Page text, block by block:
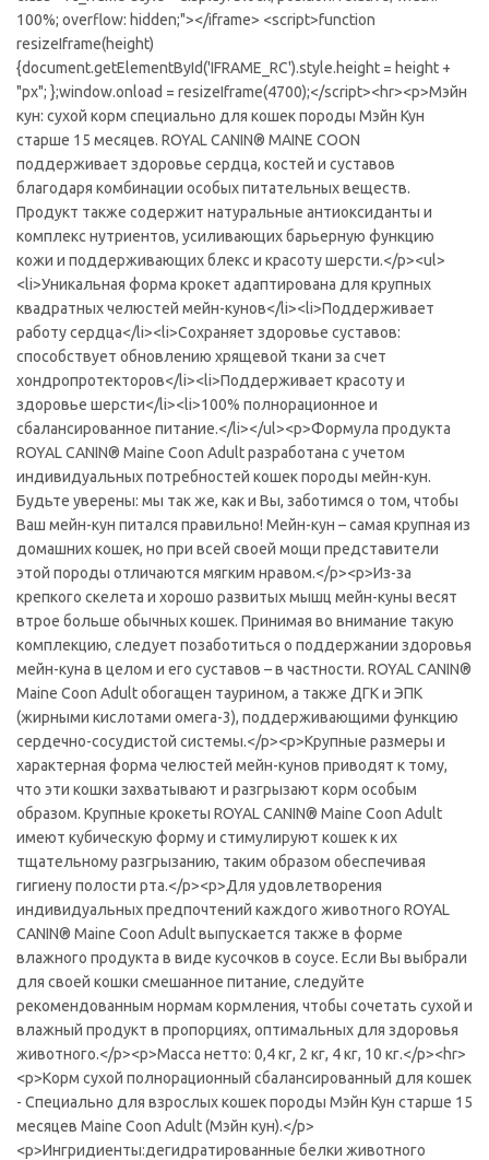
100%; overflow: hidden;"></iframe> <script>function
resizeIframe(height)
{document.getElementById('IFRAME_RC').style.height = height +
"px"; };window.onload = resizeIframe(4700);</script><hr><p>Мэйн
кун: сухой корм специально для кошек породы Мэйн Кун
старше 15 месяцев. ROYAL CANIN® MAINE COON
поддерживает здоровье сердца, костей и суставов
благодаря комбинации особых питательных веществ.
Продукт также содержит натуральные антиоксиданты и
комплекс нутриентов, усиливающих барьерную функцию
кожи и поддерживающих блекс и красоту шерсти.</p><ul>
<li>Уникальная форма крокет адаптирована для крупных
квадратных челюстей мейн-кунов</li><li>Поддерживает
работу сердца</li><li>Сохраняет здоровье суставов:
способствует обновлению хрящевой ткани за счет
хондропротекторов</li><li>Поддерживает красоту и
здоровье шерсти</li><li>100% полнорационное и
сбалансированное питание.</li></ul><p>Формула продукта
ROYAL CANIN® Maine Coon Adult разработана с учетом
индивидуальных потребностей кошек породы мейн-кун.
Будьте уверены: мы так же, как и Вы, заботимся о том, чтобы
Ваш мейн-кун питался правильно! Мейн-кун – самая крупная из
домашних кошек, но при всей своей мощи представители
этой породы отличаются мягким нравом.</p><p>Из-за
крепкого скелета и хорошо развитых мышц мейн-куны весят
втрое больше обычных кошек. Принимая во внимание такую
комплекцию, следует позаботиться о поддержании здоровья
мейн-куна в целом и его суставов – в частности. ROYAL CANIN®
Maine Coon Adult обогащен таурином, а также ДГК и ЭПК
(жирными кислотами омега-3), поддерживающими функцию
сердечно-сосудистой системы.</p><p>Крупные размеры и
характерная форма челюстей мейн-кунов приводят к тому,
что эти кошки захватывают и разгрызают корм особым
образом. Крупные крокеты ROYAL CANIN® Maine Coon Adult
имеют кубическую форму и стимулируют кошек к их
тщательному разгрызанию, таким образом обеспечивая
гигиену полости рта.</p><p>Для удовлетворения
индивидуальных предпочтений каждого животного ROYAL
CANIN® Maine Coon Adult выпускается также в форме
влажного продукта в виде кусочков в соусе. Если Вы выбрали
для своей кошки смешанное питание, следуйте
рекомендованным нормам кормления, чтобы сочетать сухой и
влажный продукт в пропорциях, оптимальных для здоровья
животного.</p><p>Масса нетто: 0,4 кг, 2 кг, 4 кг, 10 кг.</p><hr>
<p>Корм сухой полнорационный сбалансированный для кошек
- Специально для взрослых кошек породы Мэйн Кун старше 15
месяцев Maine Coon Adult (Мэйн кун).</p>
<p>Ингридиенты:дегидратированные белки животного